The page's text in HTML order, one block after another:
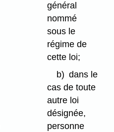
général
nommé
sous le
régime de
cette loi;
b) dans le
cas de toute
autre loi
désignée,
personne